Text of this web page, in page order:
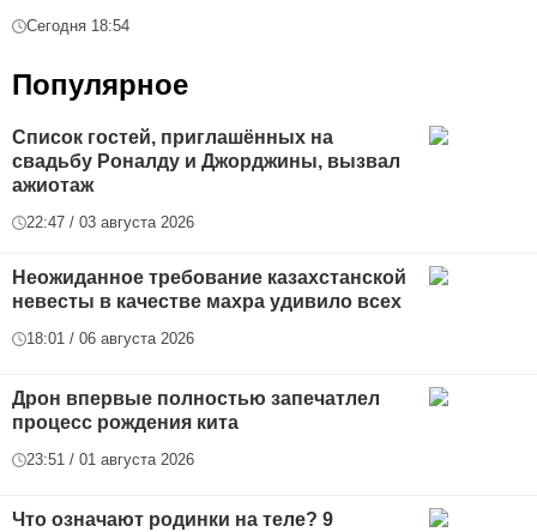
Сегодня 18:54
Популярное
Список гостей, приглашённых на
свадьбу Роналду и Джорджины, вызвал
ажиотаж
22:47 / 03 августа 2026
Неожиданное требование казахстанской
невесты в качестве махра удивило всех
18:01 / 06 августа 2026
Дрон впервые полностью запечатлел
процесс рождения кита
23:51 / 01 августа 2026
Что означают родинки на теле? 9